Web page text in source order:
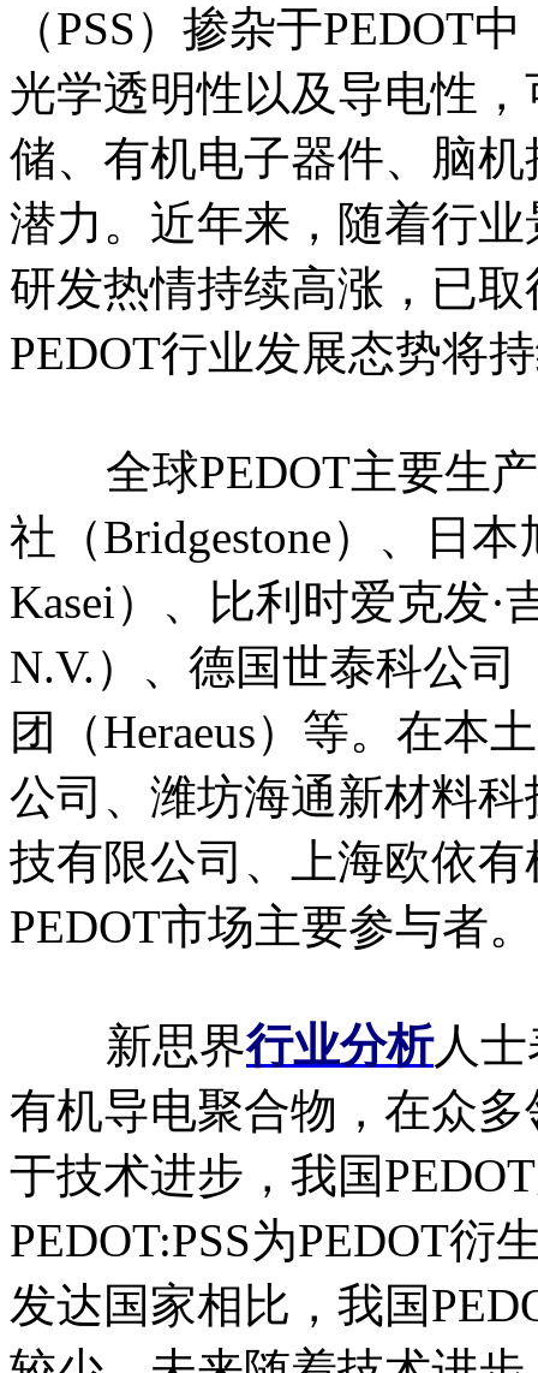
（PSS）掺杂于PEDOT
光学透明性以及导电性
储、有机电子器件、脑
潜力。近年来，随着行业
研发热情持续高涨，已
PEDOT行业发展态势将
全球PEDOT主要生产
社‌（Bridgestone）、日
Kasei）、比利时爱克发·
N.V.）、德国世泰科公司
团（Heraeus）等。在本
公司‌、潍坊海通新材料
技有限公司、上海欧依
PEDOT市场主要参与者。
新思界行业分析人士
有机导电聚合物，在众
于技术进步，我国
PEDOT:PSS为PEDOT
发达国家相比，我国